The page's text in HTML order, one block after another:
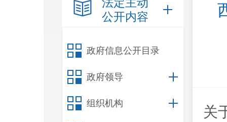
公开内容
政府信息公开目录
政府领导
组织机构
关